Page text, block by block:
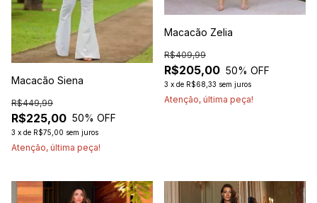
Macacão Siena
R$225,00
R$449,99
50% OFF
3 x de R$75,00 sem juros
Atenção, última peça!
Macacão Zelia
R$205,00
R$409,99
50% OFF
3 x de R$68,33 sem juros
Atenção, última peça!